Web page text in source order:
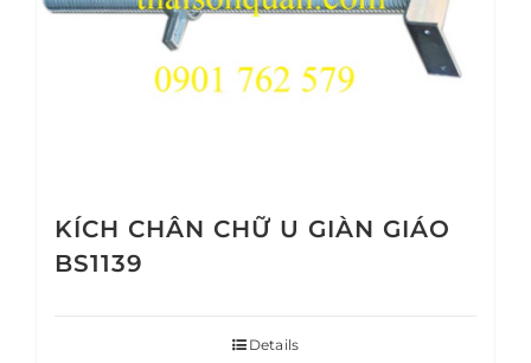
KÍCH CHÂN CHỮ U GIÀN GIÁO
BS1139
Details